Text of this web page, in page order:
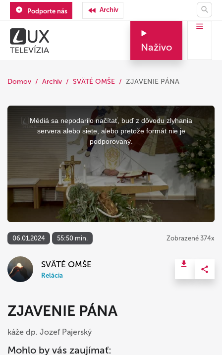
Podporte nás Archív
Naživo
Domov Archív SVÄTÉ OMŠE ZJAVENIE PÁNA
This
window.
Médiá sa nepodarilo načítať, buď z dôvodu zlyhania
servera alebo siete, alebo pretože formát nie je
podporovaný.
06.01.2024 55:50 min. Zobrazené 374x
SVÄTÉ OMŠE
Relácia
ZJAVENIE PÁNA
káže dp. Jozef Pajerský
Mohlo by vás zaujímať: